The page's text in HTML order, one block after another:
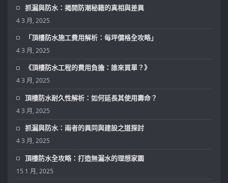
抓漏與防水：揭開防潮秘籍的真相與差異
4 3 月, 2025
「頂樓防水施工費用解析：每坪價格全攻略」
4 3 月, 2025
《頂樓防水工程的費用負擔：誰來買單？》
4 3 月, 2025
頂樓防水耐久性解析：如何延長其使用壽命？
4 3 月, 2025
抓漏與防水：兩者的異同與建設之道探討
4 3 月, 2025
頂樓防水全攻略：打造無漏水的理想家園
15 1 月, 2025